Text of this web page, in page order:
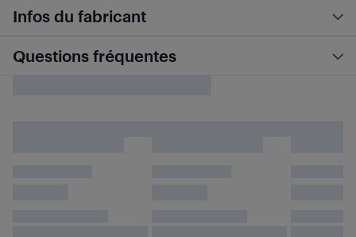
Infos du fabricant
Questions fréquentes